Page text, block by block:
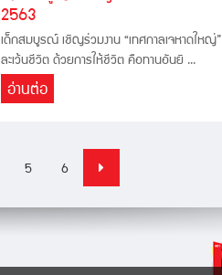
2563
เด็กสมบูรณ์ เชิญร่วมงาน “เทศกาลเจหาดให
ละเว้นชีวิต ด้วยการให้ชีวิต คือทานอันยิ ...
อ่านต่อ
5 6